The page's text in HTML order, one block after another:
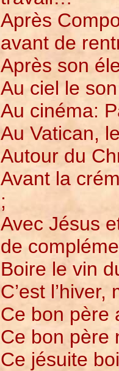
Après
avant de
Après son
Au ciel le
Au cinéma:
Au Vatican,
Autour du
Avant la
;
Avec Jésus
de
Boire le vin
C’est
Ce bon père
Ce bon père
Ce jésuite